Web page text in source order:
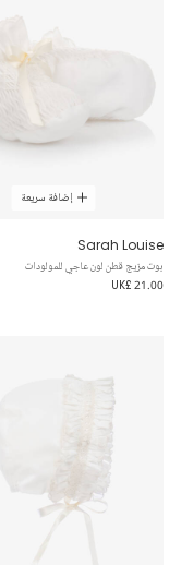
إضافة سريعة
Sarah Louise
بوت مزيج قطن لون عاجي للمولودات
UK£ 21.00